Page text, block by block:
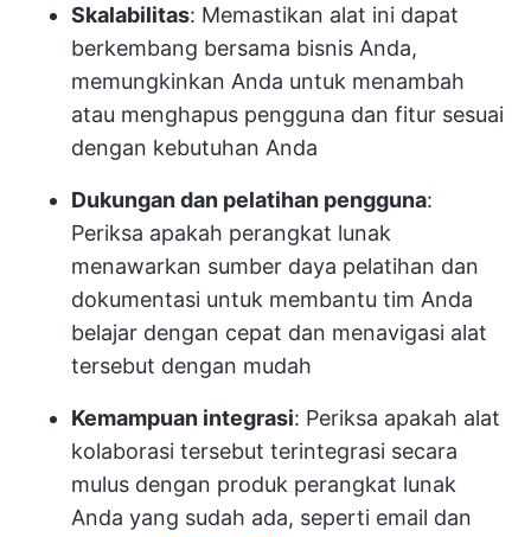
Skalabilitas: Memastikan alat ini dapat
berkembang bersama bisnis Anda,
memungkinkan Anda untuk menambah
atau menghapus pengguna dan fitur sesuai
dengan kebutuhan Anda
Dukungan dan pelatihan pengguna:
Periksa apakah perangkat lunak
menawarkan sumber daya pelatihan dan
dokumentasi untuk membantu tim Anda
belajar dengan cepat dan menavigasi alat
tersebut dengan mudah
Kemampuan integrasi: Periksa apakah alat
kolaborasi tersebut terintegrasi secara
mulus dengan produk perangkat lunak
Anda yang sudah ada, seperti email dan